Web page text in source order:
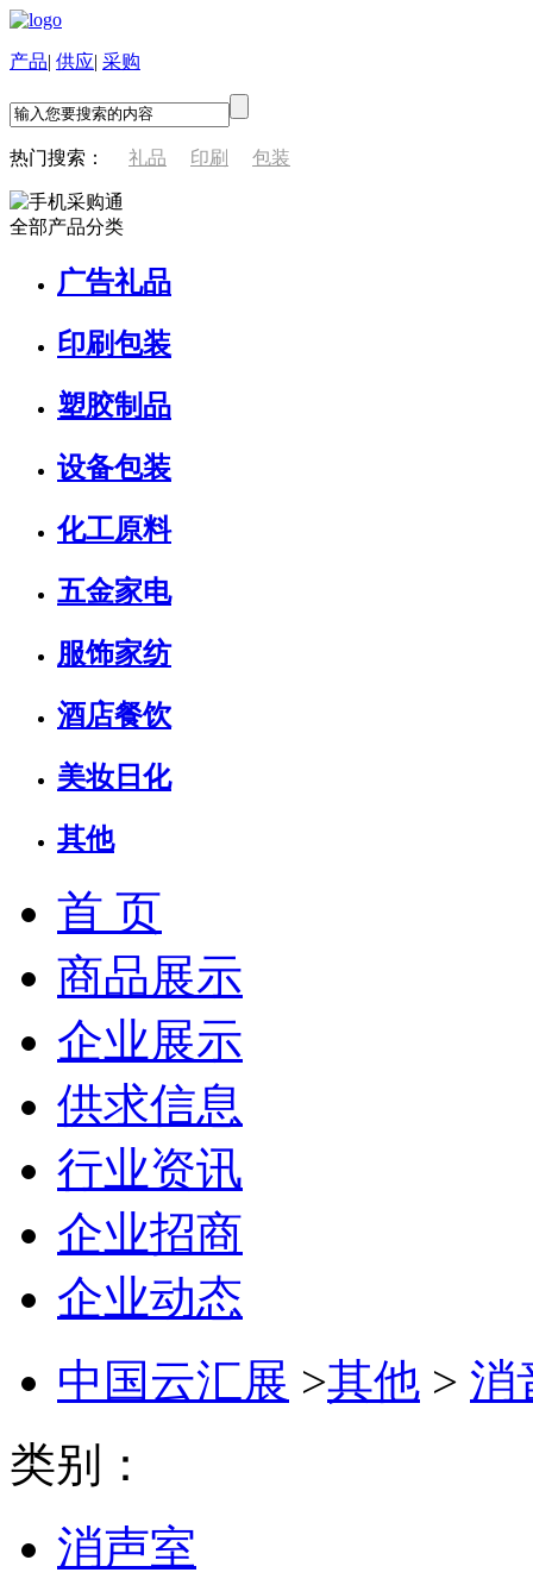
产品| 供应| 采购
热门搜索： 礼品 印刷 包装
全部产品分类
广告礼品
印刷包装
塑胶制品
设备包装
化工原料
五金家电
服饰家纺
酒店餐饮
美妆日化
其他
首 页
商品展示
企业展示
供求信息
行业资讯
企业招商
企业动态
中国云汇展 >其他 > 消
类别：
消声室